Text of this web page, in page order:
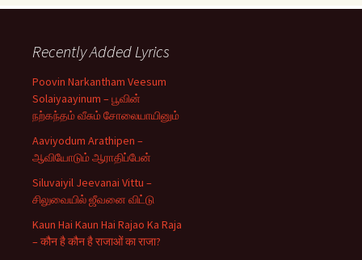
Recently Added Lyrics
Poovin Narkantham Veesum
Solaiyaayinum – பூவின்
நற்கந்தம் வீசும் சோலையாயினும்
Aaviyodum Arathipen –
ஆவியோடும் ஆராதிப்பேன்
Siluvaiyil Jeevanai Vittu –
சிலுவையில் ஜீவனை விட்டு
Kaun Hai Kaun Hai Rajao Ka Raja
– कौन है कौन है राजाओं का राजा?